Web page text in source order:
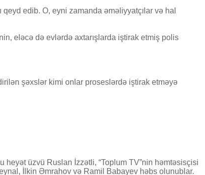
edib. O, eyni zamanda əməliyyatçılar və hal
eləcə də evlərdə axtarışlarda iştirak etmiş polis
şəxslər kimi onlar proseslərdə iştirak etməyə
heyət üzvü Ruslan İzzətli, “Toplum TV”nin həmtəsisçisi
İlkin Əmrahov və Ramil Babayev həbs olunublar.